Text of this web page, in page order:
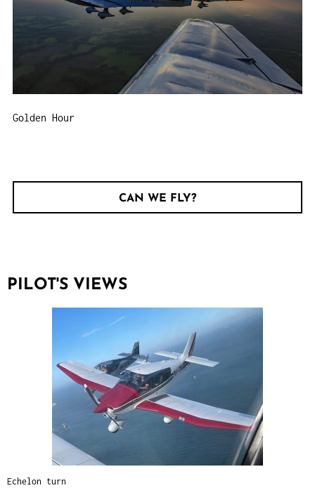
Golden Hour
CAN WE FLY?
PILOT'S VIEWS
Echelon turn